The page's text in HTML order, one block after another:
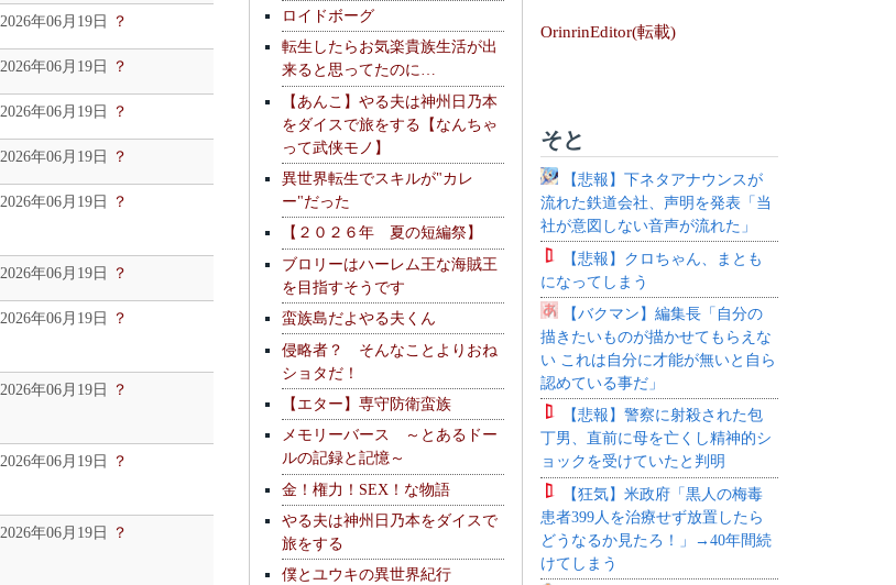
2026年06月19日 ？
2026年06月19日 ？
2026年06月19日 ？
2026年06月19日 ？
2026年06月19日 ？
2026年06月19日 ？
2026年06月19日 ？
2026年06月19日 ？
2026年06月19日 ？
2026年06月19日 ？
ロイドボーグ
転生したらお気楽貴族生活が出
来ると思ってたのに…
【あんこ】やる夫は神州日乃本
をダイスで旅をする【なんちゃ
って武侠モノ】
異世界転生でスキルが"カレ
ー"だった
【２０２６年 夏の短編祭】
ブロリーはハーレム王な海賊王
を目指すそうです
蛮族島だよやる夫くん
侵略者？ そんなことよりおね
ショタだ！
【エター】専守防衛蛮族
メモリーバース ～とあるドー
ルの記録と記憶～
金！権力！SEX！な物語
やる夫は神州日乃本をダイスで
旅をする
僕とユウキの異世界紀行
OrinrinEditor(転載)
そと
【悲報】下ネタアナウンスが
流れた鉄道会社、声明を発表「当
社が意図しない音声が流れた」
【悲報】クロちゃん、まとも
になってしまう
【バクマン】編集長「自分の
描きたいものが描かせてもらえな
い これは自分に才能が無いと自ら
認めている事だ」
【悲報】警察に射殺された包
丁男、直前に母を亡くし精神的シ
ョックを受けていたと判明
【狂気】米政府「黒人の梅毒
患者399人を治療せず放置したら
どうなるか見たろ！」→40年間続
けてしまう